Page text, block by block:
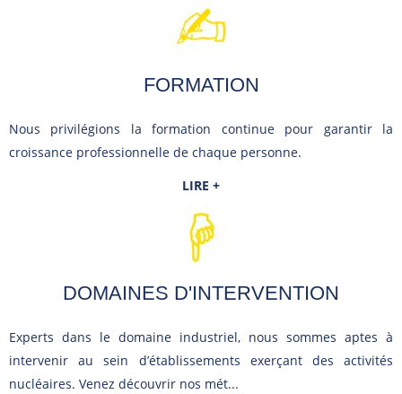
FORMATION
Nous privilégions la formation continue pour garantir la
croissance professionnelle de chaque personne.
LIRE +
DOMAINES D'INTERVENTION
Experts dans le domaine industriel, nous sommes aptes à
intervenir au sein d’établissements exerçant des activités
nucléaires. Venez découvrir nos mét...